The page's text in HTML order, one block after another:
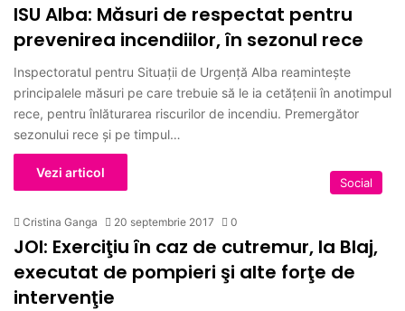
ISU Alba: Măsuri de respectat pentru
prevenirea incendiilor, în sezonul rece
Inspectoratul pentru Situaţii de Urgenţă Alba reaminteşte
principalele măsuri pe care trebuie să le ia cetăţenii în anotimpul
rece, pentru înlăturarea riscurilor de incendiu. Premergător
sezonului rece şi pe timpul…
Vezi articol
Social
Cristina Ganga 20 septembrie 2017 0
JOI: Exerciţiu în caz de cutremur, la Blaj,
executat de pompieri şi alte forţe de
intervenţie